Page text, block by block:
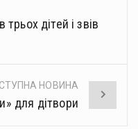
дітей і звів
НОВИНА
для дітвори